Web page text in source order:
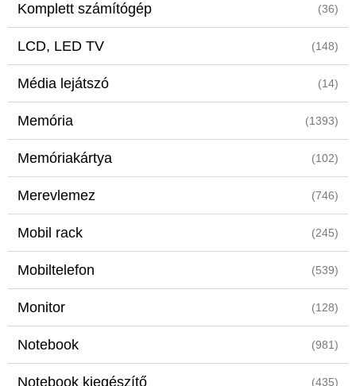
Komplett számítógép (36)
LCD, LED TV (148)
Média lejátszó (14)
Memória (1393)
Memóriakártya (102)
Merevlemez (746)
Mobil rack (245)
Mobiltelefon (539)
Monitor (128)
Notebook (981)
Notebook kiegészítő (435)